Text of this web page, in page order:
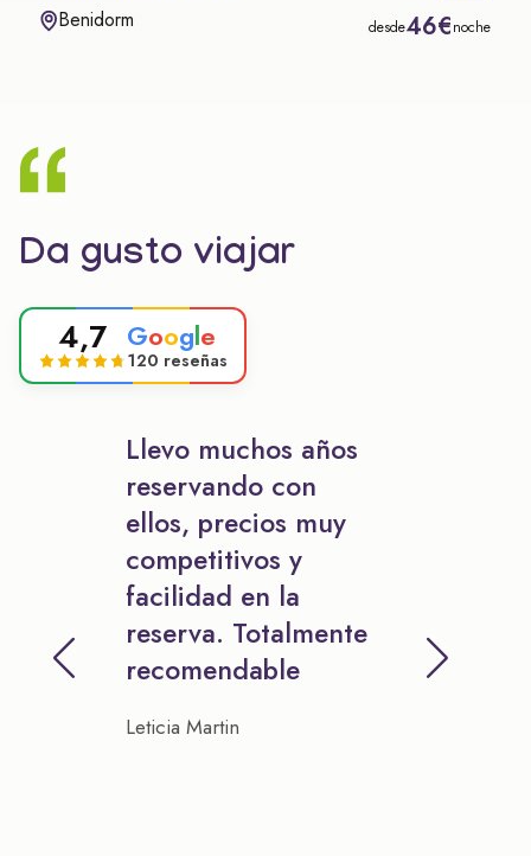
Benidorm desde46€noche
Da gusto viajar
4,7 Google
120 reseñas
Llevo muchos años
reservando con
ellos, precios muy
competitivos y
facilidad en la
reserva. Totalmente
recomendable
Leticia Martin